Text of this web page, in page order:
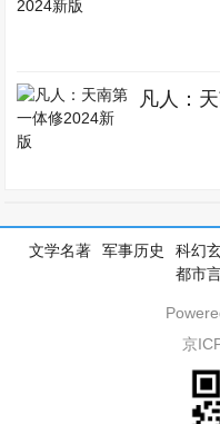
凡人：
文学名著 军事历史 科幻
都市
京